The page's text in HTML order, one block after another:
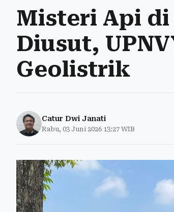
Misteri Api di
Diusut,
Geolistrik
Catur Dwi Janati
Rabu, 03 Juni 2026 13:27 WIB